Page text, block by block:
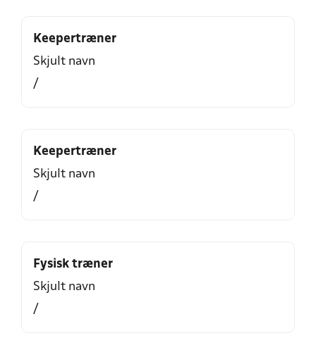
Keepertræner
Skjult navn
/
Keepertræner
Skjult navn
/
Fysisk træner
Skjult navn
/